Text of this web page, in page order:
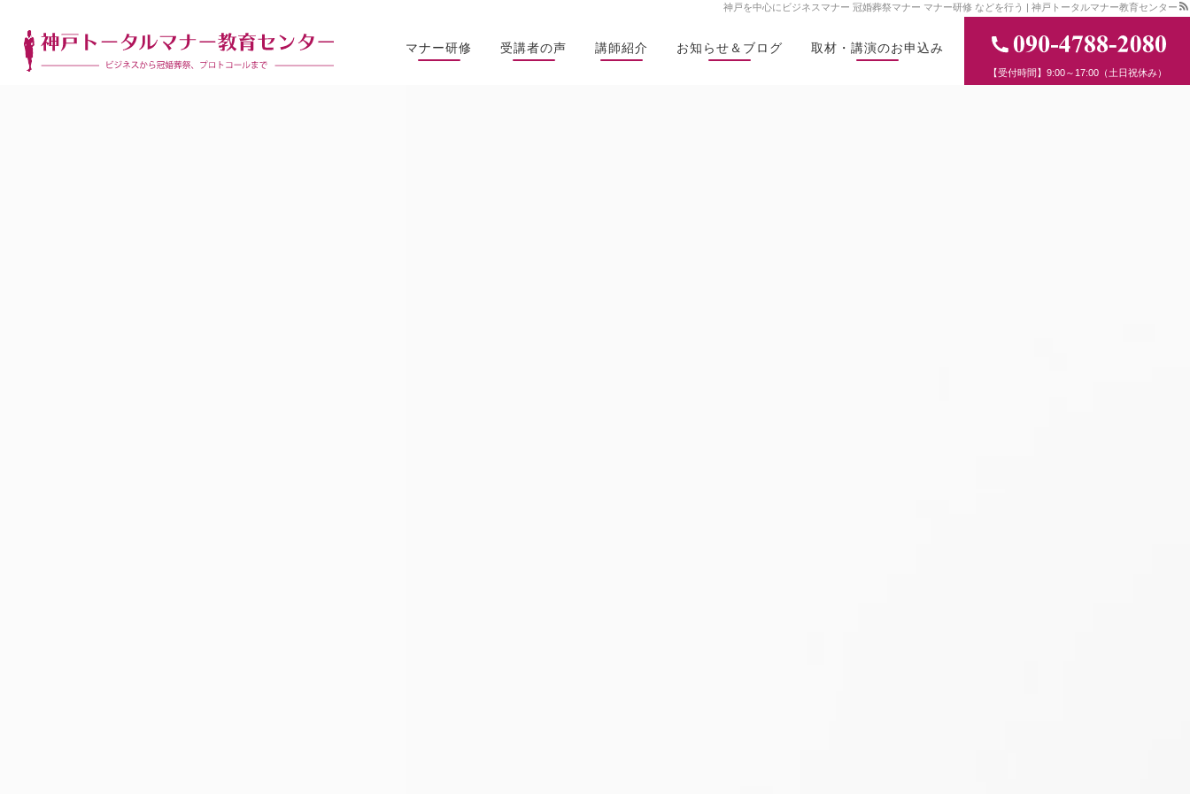
神戸を中心にビジネスマナー 冠婚葬祭マナー マナー研修 などを行う | 神戸トータルマナー教育センター
マナー研修 受講者の声 講師紹介 お知らせ＆ブログ 取材・講演のお申込み
【受付時間】9:00～17:00（土日祝休み）